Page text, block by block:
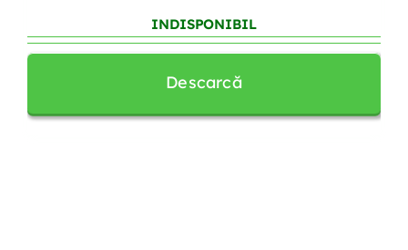
INDISPONIBIL
Descarcă